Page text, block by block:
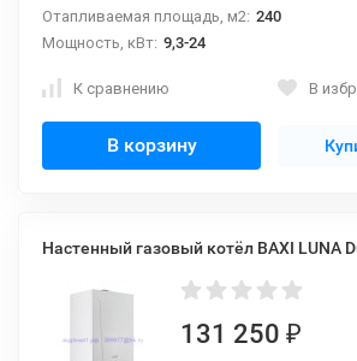
Отапливаемая площадь, м2: 240
Мощность, кВт: 9,3-24
К сравнению В
В корзину
Настенный газовый котёл BAXI LUNA
131 250 ₽